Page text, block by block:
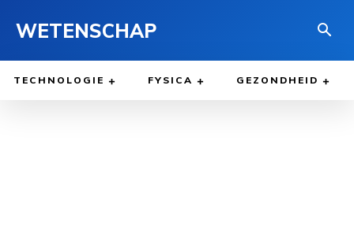
WETENSCHAP
TECHNOLOGIE FYSICA GEZONDHEID